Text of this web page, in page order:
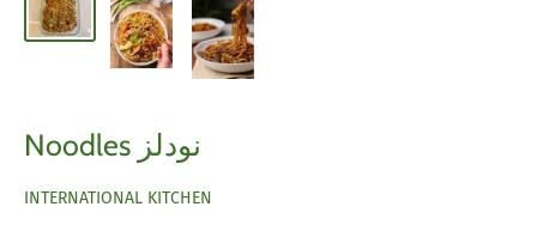
Noodles نودلز
INTERNATIONAL KITCHEN